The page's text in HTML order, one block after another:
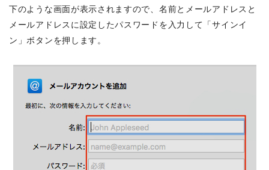
下のような画面が表示されますので、名前とメールアドレスと
メールアドレスに設定したパスワードを入力して「サインイ
ン」ボタンを押します。